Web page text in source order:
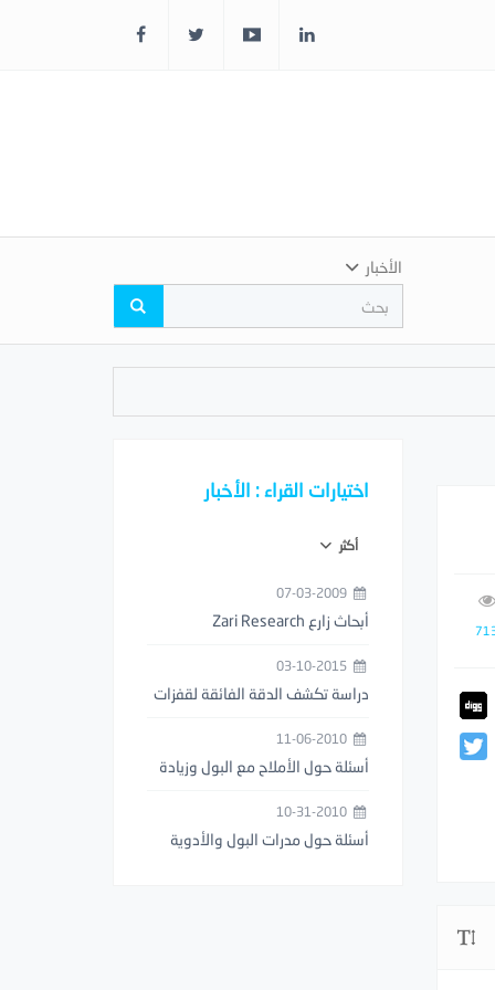
الأخبار
اختيارات القراء : الأخبار
أكثر
07-03-2009
أبحاث زارع Zari Research
03-10-2015
دراسة تكشف الدقة الفائقة لقفزات
11-06-2010
أسئلة حول الأملاح مع البول وزيادة
10-31-2010
أسئلة حول مدرات البول والأدوية